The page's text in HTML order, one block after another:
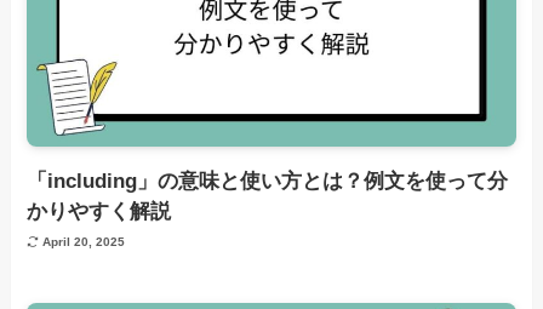
「including」の意味と使い方とは？例文を使って分
かりやすく解説
April 20, 2025